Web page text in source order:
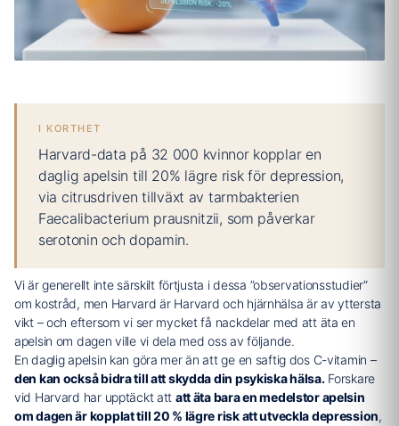
I KORTHET
Harvard-data på 32 000 kvinnor kopplar en
daglig apelsin till 20% lägre risk för depression,
via citrusdriven tillväxt av tarmbakterien
Faecalibacterium prausnitzii, som påverkar
serotonin och dopamin.
Vi är generellt inte särskilt förtjusta i dessa ”observationsstudier”
om kostråd, men Harvard är Harvard och hjärnhälsa är av yttersta
vikt – och eftersom vi ser mycket få nackdelar med att äta en
apelsin om dagen ville vi dela med oss av följande.
En daglig apelsin kan göra mer än att ge en saftig dos C-vitamin –
den kan också bidra till att skydda din psykiska hälsa.Forskare
vid Harvard har upptäckt att att äta bara en medelstor apelsin
om dagen är kopplat till 20 % lägre risk att utveckla depression,